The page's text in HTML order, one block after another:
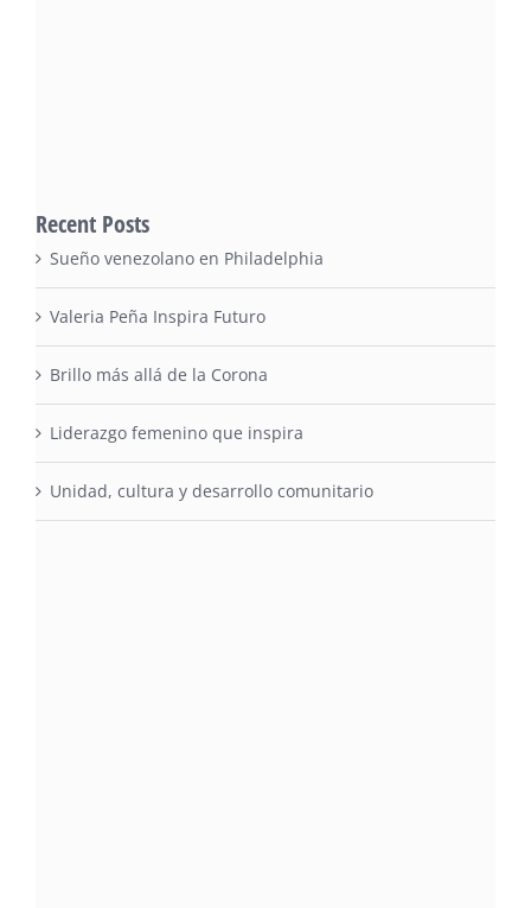
Recent Posts
Sueño venezolano en Philadelphia
Valeria Peña Inspira Futuro
Brillo más allá de la Corona
Liderazgo femenino que inspira
Unidad, cultura y desarrollo comunitario